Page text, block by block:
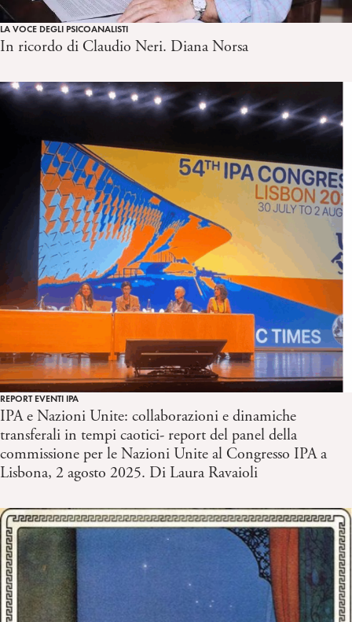
LA VOCE DEGLI PSICOANALISTI
In ricordo di Claudio Neri. Diana Norsa
REPORT EVENTI IPA
IPA e Nazioni Unite: collaborazioni e dinamiche
transferali in tempi caotici- report del panel della
commissione per le Nazioni Unite al Congresso IPA a
Lisbona, 2 agosto 2025. Di Laura Ravaioli